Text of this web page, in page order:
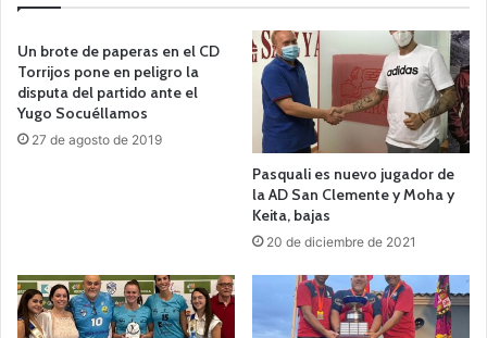
Un brote de paperas en el CD
Torrijos pone en peligro la
disputa del partido ante el
Yugo Socuéllamos
27 de agosto de 2019
Pasquali es nuevo jugador de
la AD San Clemente y Moha y
Keita, bajas
20 de diciembre de 2021